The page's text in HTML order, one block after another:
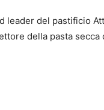
leader del pastificio
della pasta secca